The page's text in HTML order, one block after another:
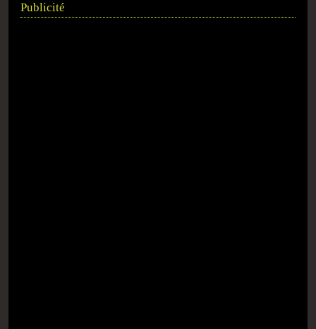
Publicité